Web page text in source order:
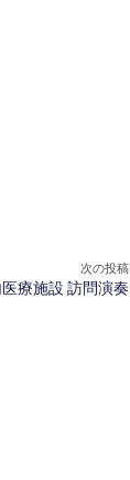
次の投稿
療施設 訪問演奏